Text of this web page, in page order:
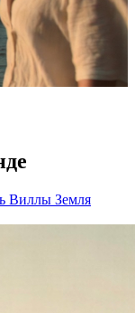
Виллы Земля